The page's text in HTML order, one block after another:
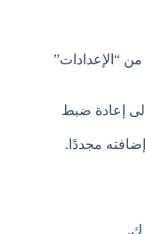
“الإعدادات”
إعادة ضبط
مجددًا.